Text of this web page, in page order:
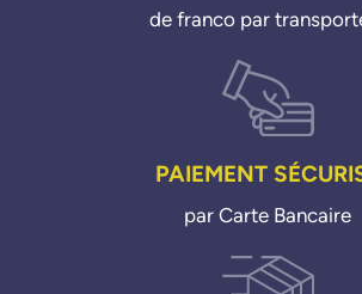
de franco par
PAIEMENT
par Carte Bancaire